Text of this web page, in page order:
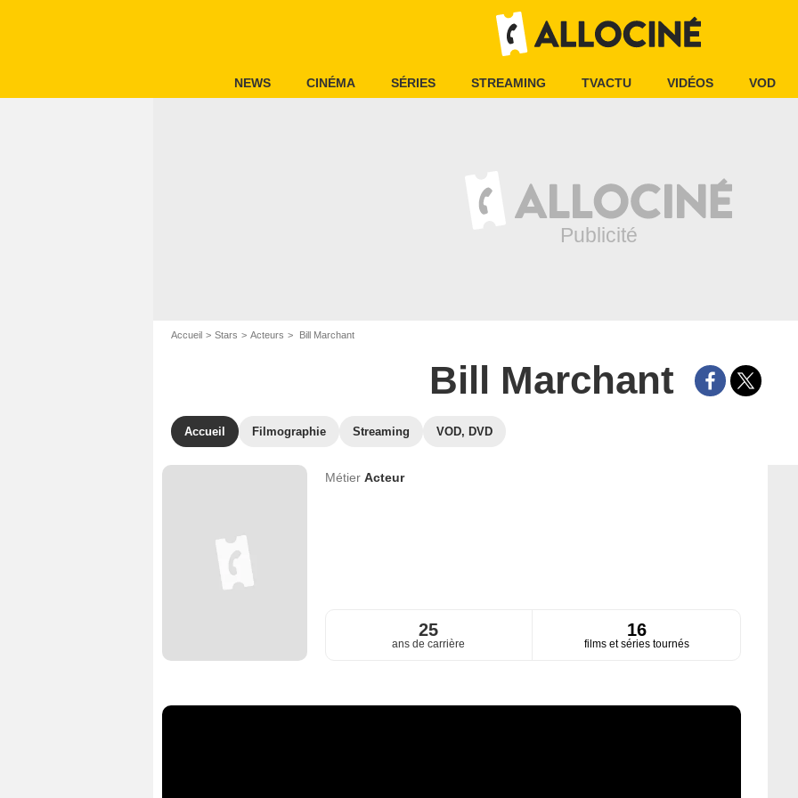
NEWS CINÉMA SÉRIES STREAMING TVACTU VIDÉOS VOD
Accueil Stars Acteurs Bill Marchant
Bill Marchant
Accueil Filmographie Streaming VOD, DVD
Métier Acteur
25
ans de carrière
16
films et séries tournés